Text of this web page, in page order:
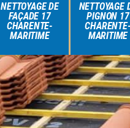
NETTOYAGE DE
FAÇADE 17
CHARENTE-
MARITIME
NETTOYAGE
PIGNON 17
CHARENTE-
MARITIME